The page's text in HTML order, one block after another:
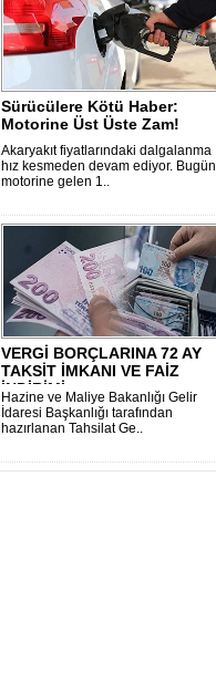
Sürücülere Kötü Haber:
Motorine Üst Üste Zam!
Akaryakıt fiyatlarındaki dalgalanma
hız kesmeden devam ediyor. Bugün
motorine gelen 1..
VERGİ BORÇLARINA 72 AY
TAKSİT İMKANI VE FAİZ
İNDİRİMİ..
Hazine ve Maliye Bakanlığı Gelir
İdaresi Başkanlığı tarafından
hazırlanan Tahsilat Ge..